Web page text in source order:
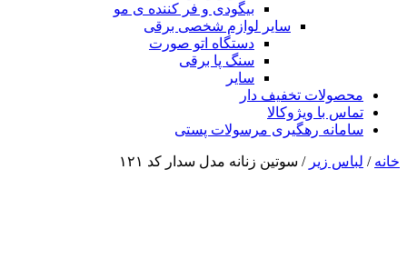
بیگودی و فر کننده ی مو
سایر لوازم شخصی برقی
دستگاه اتو صورت
سنگ پا برقی
سایر
محصولات تخفیف دار
تماس با ویژوکالا
سامانه رهگیری مرسولات پستی
خانه / لباس زیر / سوتین زنانه مدل سدار کد ۱۲۱